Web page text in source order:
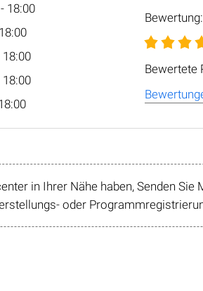
18:00
18:00
18:00
Bewertete
in Ihrer Nähe haben, Senden
oder